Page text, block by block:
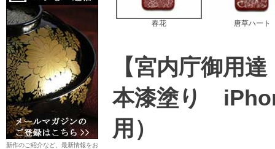
新作のご紹介など、最新情報をお
春花 唐草ハート
【宮内庁御用
本漆塗り
用）